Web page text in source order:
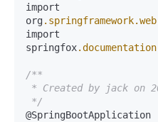
import
org.springframework.web
import
springfox.documentation
/**
*/
@SpringBootApplication